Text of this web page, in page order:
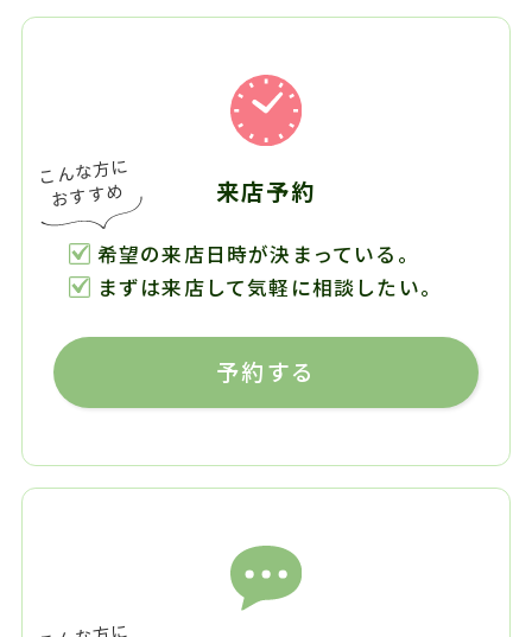
来店予約
希望の来店日時が決まっている。
まずは来店して気軽に相談したい。
予約する